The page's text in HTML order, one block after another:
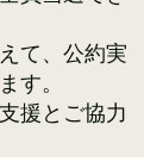
て、公約実
す。
援とご協力